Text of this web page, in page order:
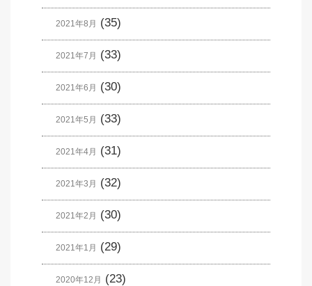
2021年8月 (35)
2021年7月 (33)
2021年6月 (30)
2021年5月 (33)
2021年4月 (31)
2021年3月 (32)
2021年2月 (30)
2021年1月 (29)
2020年12月 (23)